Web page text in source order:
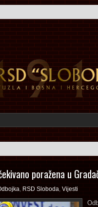
poražena u
RSD Sloboda Vijesti